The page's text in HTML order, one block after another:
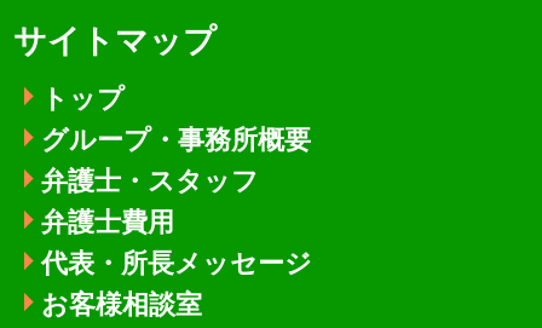
サイトマップ
トップ
グループ・事務所概要
弁護士・スタッフ
弁護士費用
代表・所長メッセージ
お客様相談室